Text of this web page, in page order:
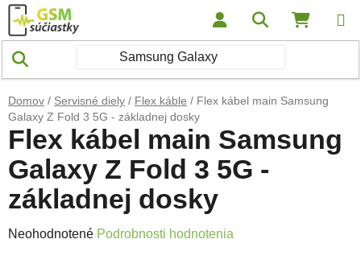
Prejsť na obsah Hľadať
Domov / Servisné diely / Flex káble / Flex kábel main Samsung
Galaxy Z Fold 3 5G - základnej dosky
Flex kábel main Samsung
Galaxy Z Fold 3 5G -
základnej dosky
Priemerné hodnotenie produktu je 0,0 z 5 hviezdičiek.
Neohodnotené Podrobnosti hodnotenia